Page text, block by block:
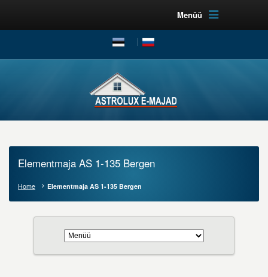
Menüü
Elementmaja AS 1-135 Bergen
Home Elementmaja AS 1-135 Bergen